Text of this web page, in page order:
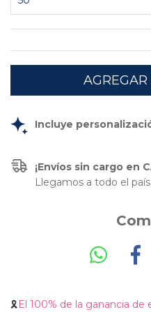
Incluye
¡Envíos sin cargo en
Llegamos a todo el país.
🎗️El 100% de la ganancia